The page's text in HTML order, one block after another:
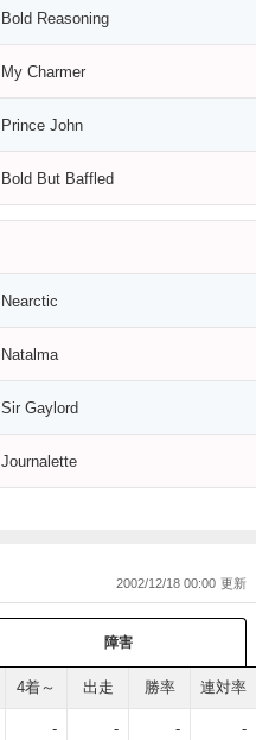
Bold Reasoning
My Charmer
Prince John
Bold But Baffled
Nearctic
Natalma
Sir Gaylord
Journalette
2002/12/18 00:00
障害
4着～ 出走 勝率 連対率
- - - -